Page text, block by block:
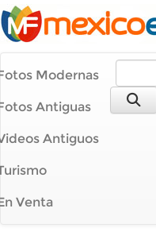
Modernas
Antiguas
Antiguos
Venta